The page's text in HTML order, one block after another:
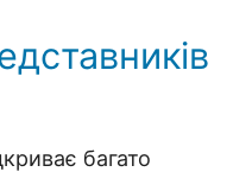
багато